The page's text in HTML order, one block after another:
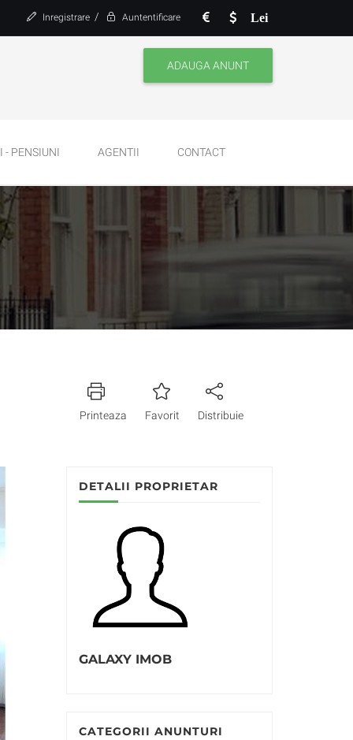
Lei
Inregistrare / Auntentificare
ADAUGA ANUNT
- PENSIUNI AGENTII CONTACT
Printeaza Favorit Distribuie
DETALII PROPRIETAR
GALAXY IMOB
CATEGORII ANUNTURI